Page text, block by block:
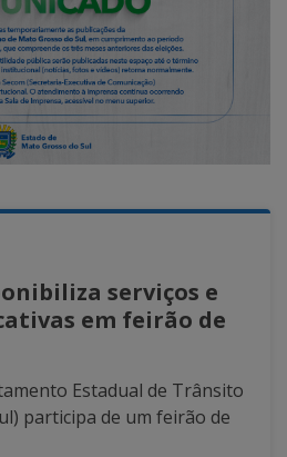
serviços e
em feirão de
Estadual de Trânsito
participa de um feirão de